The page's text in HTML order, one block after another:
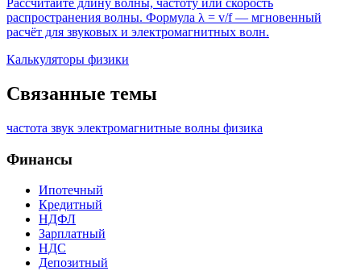
Рассчитайте длину волны, частоту или скорость
распространения волны. Формула λ = v/f — мгновенный
расчёт для звуковых и электромагнитных волн.
Калькуляторы физики
Связанные темы
частота звук электромагнитные волны физика
Финансы
Ипотечный
Кредитный
НДФЛ
Зарплатный
НДС
Депозитный